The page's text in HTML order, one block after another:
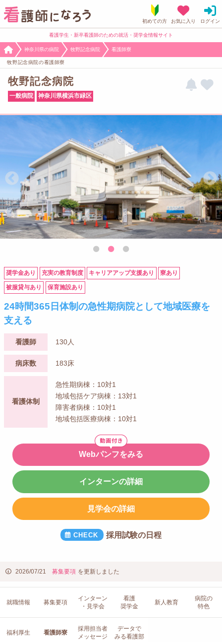
看護学生・新卒看護師のための就活・奨学金情報サイト
神奈川県の病院 牧野記念病院 看護師寮
牧野記念病院の看護師寮
牧野記念病院
一般病院 神奈川県横浜市緑区
奨学金あり 充実の教育制度 キャリアアップ支援あり 寮あり
被服貸与あり 保育施設あり
24時間365日体制の急性期病院として地域医療を
支える
看護師 130人
病床数 183床
看護体制
急性期病棟：10対1
地域包括ケア病棟：13対1
障害者病棟：10対1
地域包括医療病棟：10対1
Webパンフをみる
インターンの詳細
見学会の詳細
採用試験の日程
2026/07/21 募集要項 を更新しました
就職情報 募集要項
インターン
・見学会
看護
奨学金
新人教育
病院の
特色
福利厚生 看護師寮
採用担当者
メッセージ
データで
みる看護部